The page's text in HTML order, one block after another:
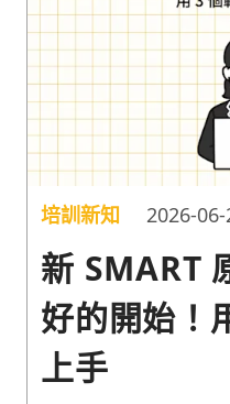
培訓新知 2026-
新 SMART
好的開始！
上手